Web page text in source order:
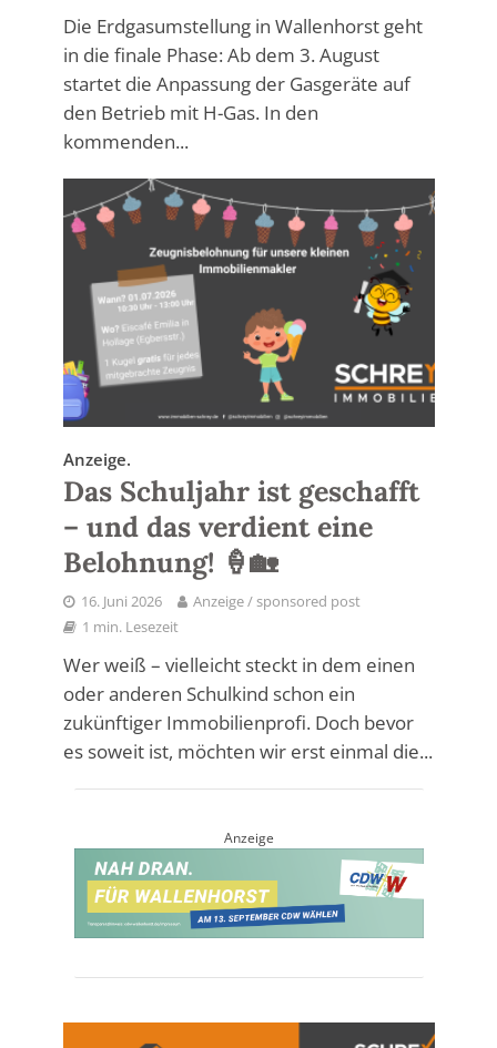
Die Erdgasumstellung in Wallenhorst geht
in die finale Phase: Ab dem 3. August
startet die Anpassung der Gasgeräte auf
den Betrieb mit H-Gas. In den
kommenden...
Anzeige.
Das Schuljahr ist geschafft
– und das verdient eine
Belohnung! 🍦🏡
16. Juni 2026
Anzeige / sponsored post
1 min. Lesezeit
Wer weiß – vielleicht steckt in dem einen
oder anderen Schulkind schon ein
zukünftiger Immobilienprofi. Doch bevor
es soweit ist, möchten wir erst einmal die...
Anzeige